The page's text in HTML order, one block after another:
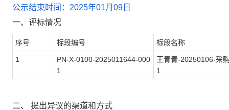
公示结束时间：2025年01月09日
一、评标情况
序号 标段编号 标段名称
1
PN-X-0100-2025011644-000
1
王青青-20250106-采
1
二、 提出异议的渠道和方式